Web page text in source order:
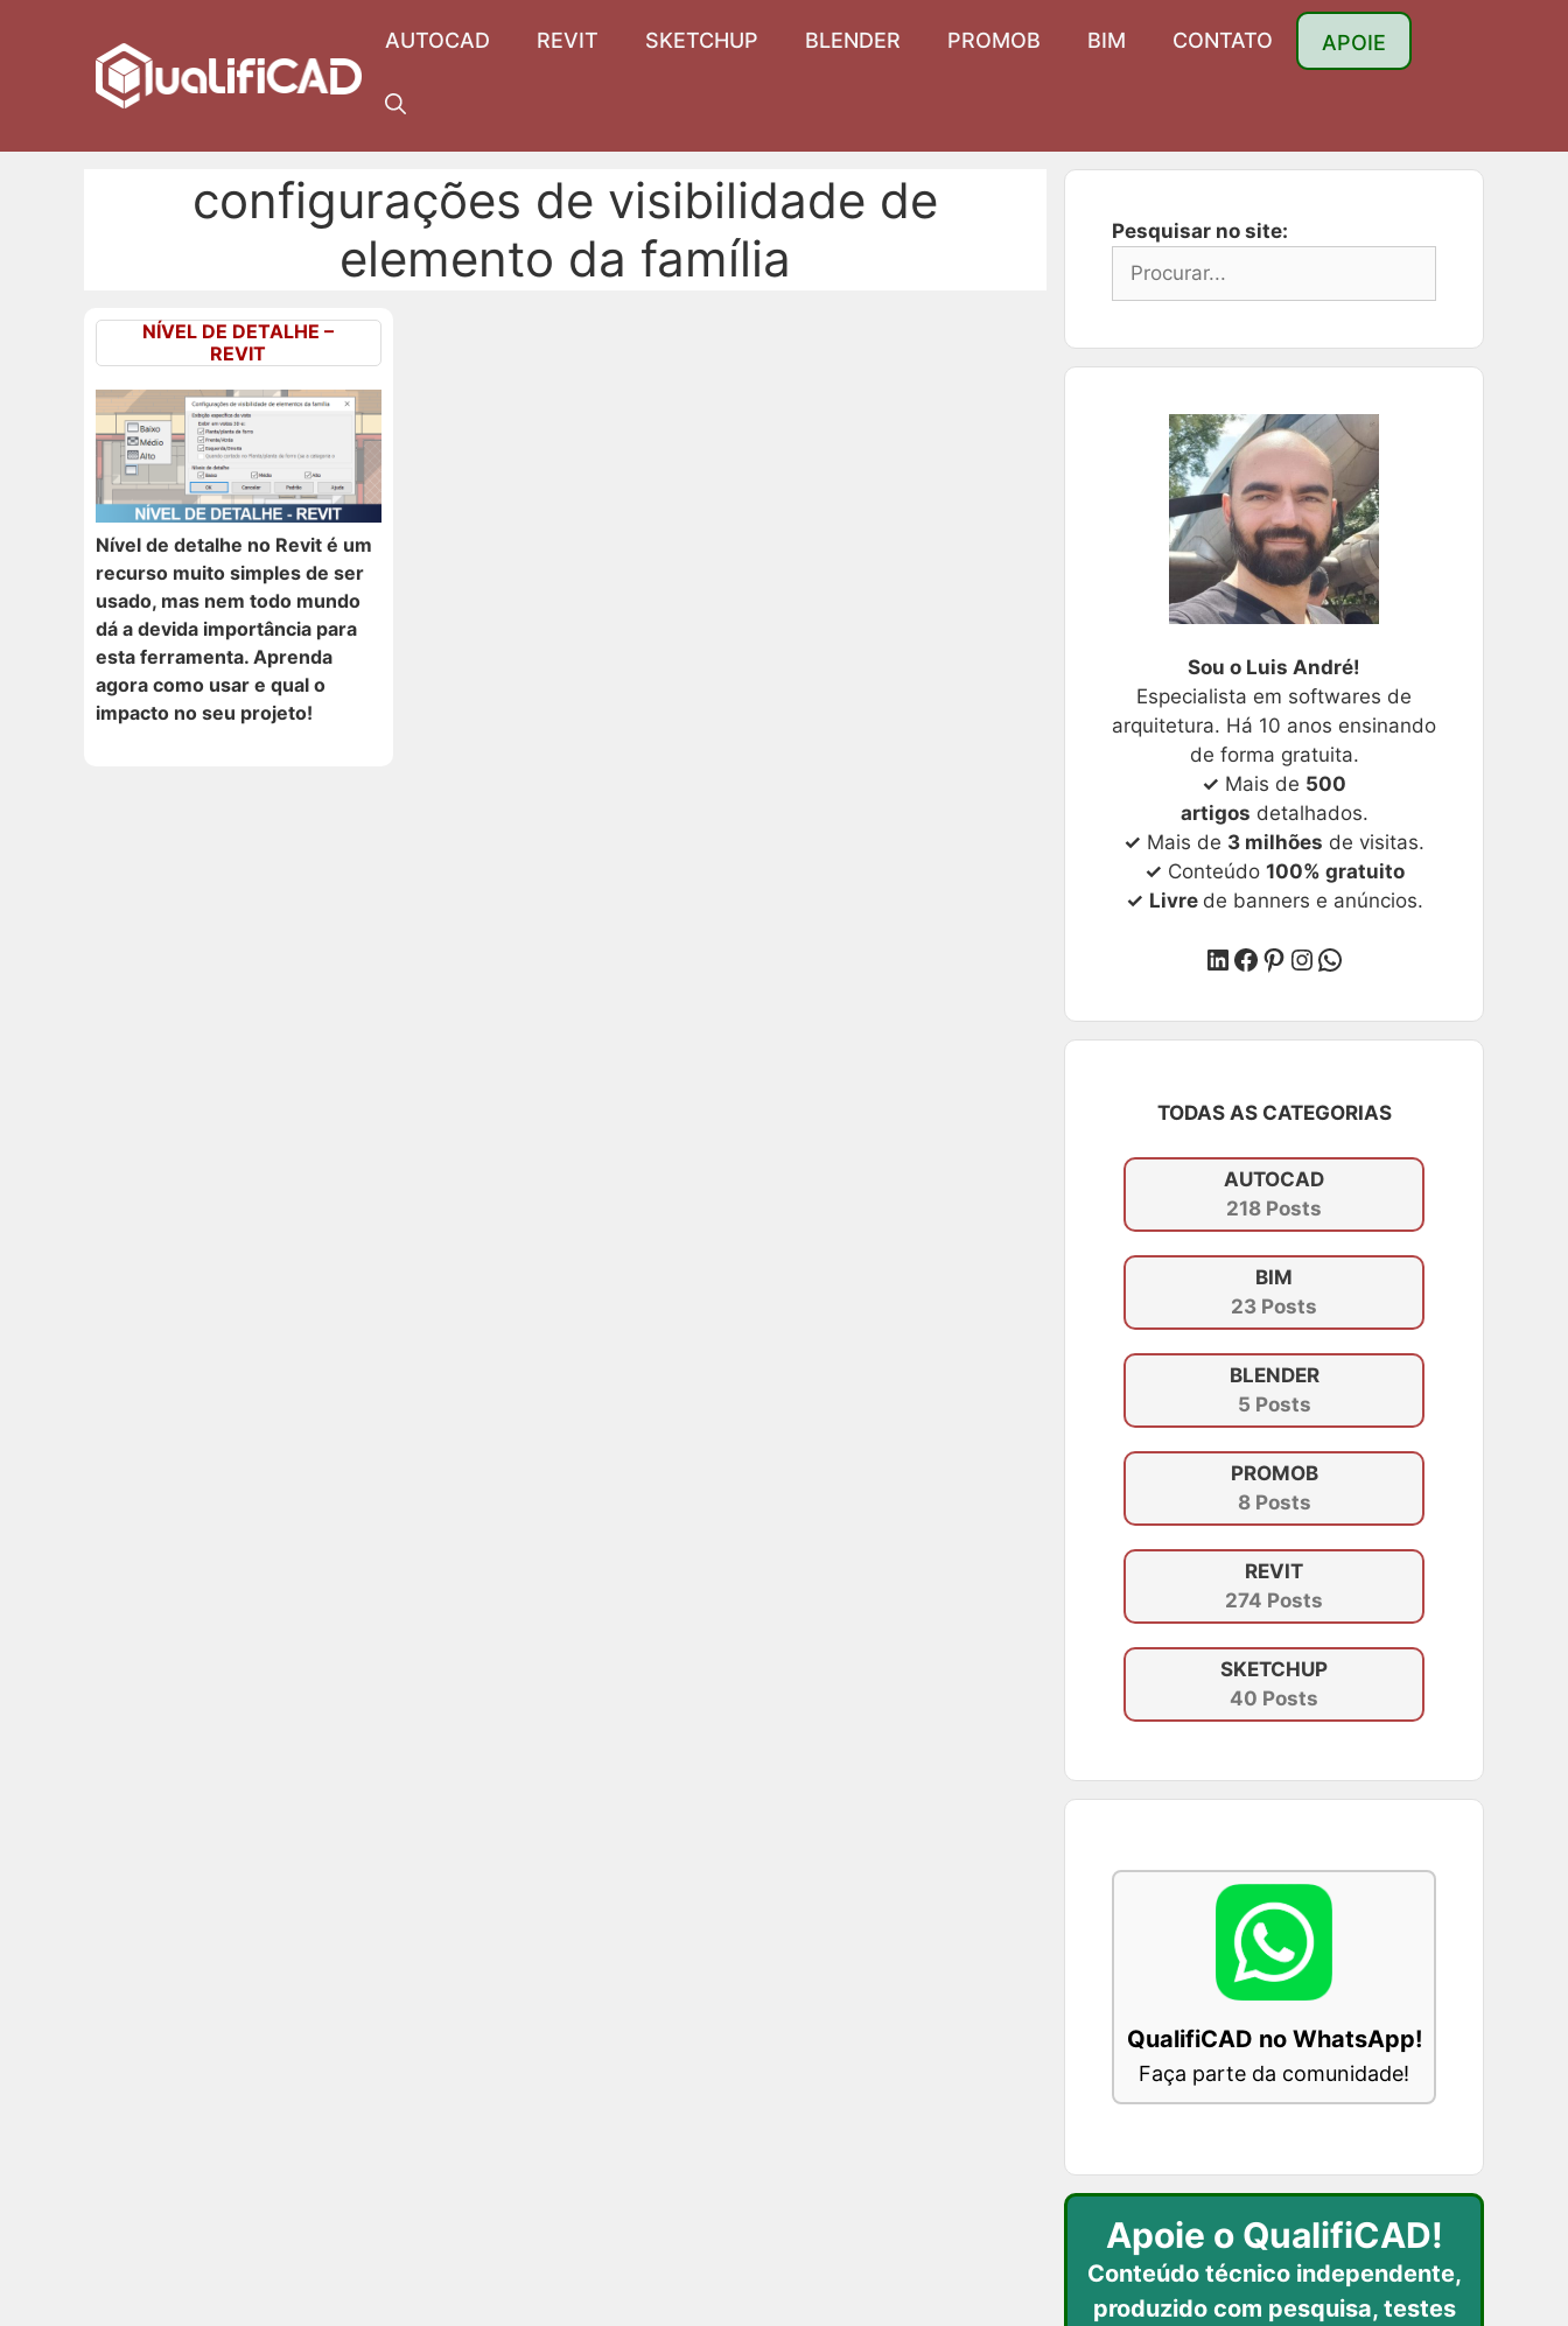
AUTOCAD REVIT SKETCHUP BLENDER PROMOB BIM CONTATO APOIE
configurações de visibilidade de
elemento da família
NÍVEL DE DETALHE –
REVIT
Nível de detalhe no Revit é um
recurso muito simples de ser
usado, mas nem todo mundo
dá a devida importância para
esta ferramenta. Aprenda
agora como usar e qual o
impacto no seu projeto!
Pesquisar no site:
Sou o Luis André!
Especialista em softwares de
arquitetura. Há 10 anos ensinando
de forma gratuita.
✓ Mais de 500
artigos detalhados.
✓ Mais de 3 milhões de visitas.
✓ Conteúdo 100% gratuito
✓ Livre de banners e anúncios.
LinkedIn
Facebook
Pinterest
Instagram
WhatsApp
TODAS AS CATEGORIAS
AUTOCAD
218 Posts
BIM
23 Posts
BLENDER
5 Posts
PROMOB
8 Posts
REVIT
274 Posts
SKETCHUP
40 Posts
QualifiCAD no WhatsApp!
Faça parte da comunidade!
Apoie o QualifiCAD!
Conteúdo técnico independente,
produzido com pesquisa, testes